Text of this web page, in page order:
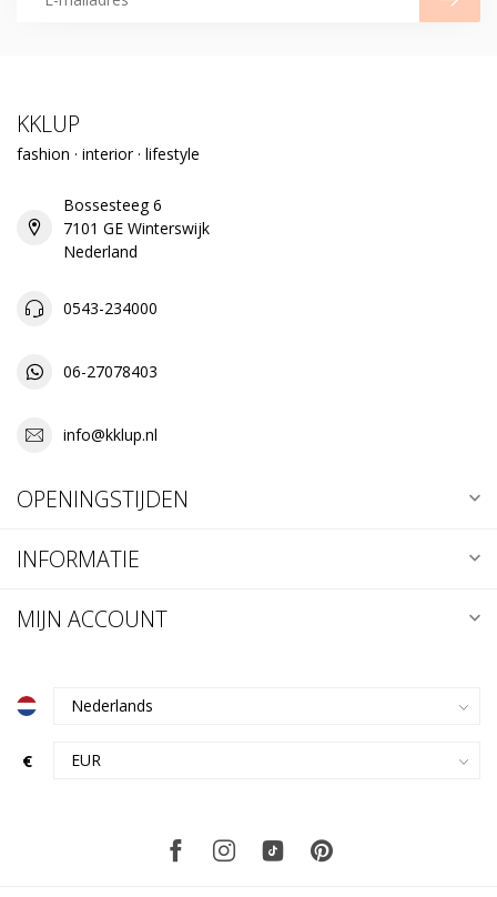
KKLUP
fashion · interior · lifestyle
Bossesteeg 6
7101 GE Winterswijk
Nederland
0543-234000
06-27078403
info@kklup.nl
OPENINGSTIJDEN
INFORMATIE
MIJN ACCOUNT
€